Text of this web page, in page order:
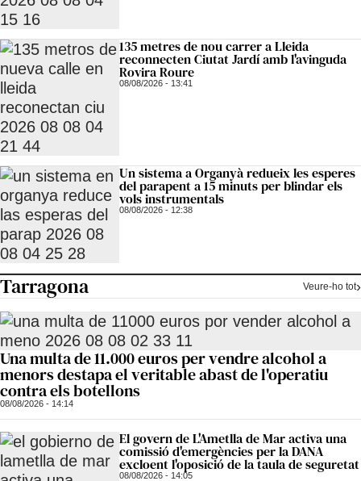
135 metres de nou carrer a Lleida
reconnecten Ciutat Jardí amb l'avinguda
Rovira Roure
08/08/2026 - 13:41
Un sistema a Organyà redueix les esperes
del parapent a 15 minuts per blindar els
vols instrumentals
08/08/2026 - 12:38
Tarragona Veure-ho tot
Una multa de 11.000 euros per vendre alcohol a
menors destapa el veritable abast de l'operatiu
contra els botellons
08/08/2026 - 14:14
El govern de L'Ametlla de Mar activa una
comissió d'emergències per la DANA
excloent l'oposició de la taula de seguretat
08/08/2026 - 14:05